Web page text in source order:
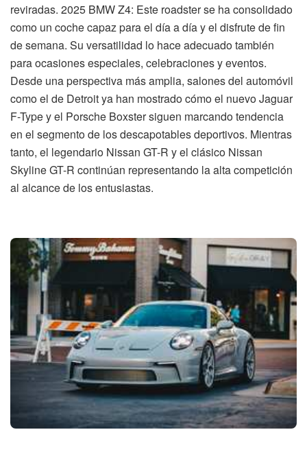
reviradas. 2025 BMW Z4: Este roadster se ha consolidado
como un coche capaz para el día a día y el disfrute de fin
de semana. Su versatilidad lo hace adecuado también
para ocasiones especiales, celebraciones y eventos.
Desde una perspectiva más amplia, salones del automóvil
como el de Detroit ya han mostrado cómo el nuevo Jaguar
F-Type y el Porsche Boxster siguen marcando tendencia
en el segmento de los descapotables deportivos. Mientras
tanto, el legendario Nissan GT-R y el clásico Nissan
Skyline GT-R continúan representando la alta competición
al alcance de los entusiastas.